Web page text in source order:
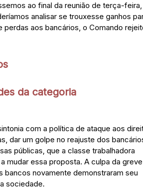
ao final da reunião de terça-feira,
analisar se trouxesse ganhos
aos bancários, o Comando
da categoria
com a política de ataque aos
dar um golpe no reajuste dos
públicas, que a classe trabalhadora
mudar essa proposta. A culpa da
novamente demonstraram seu
sociedade.